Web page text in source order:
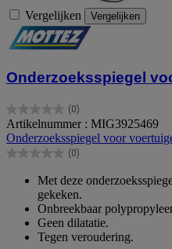
Vergelijken Vergelijken
Onderzoeksspiegel
(0)
0.0
van
de
5
Artikelnummer : MIG3925469
Onderzoeksspiegel voor
(0)
0.0
sterren.
Met deze
gekeken.
Onbreekbaar
Geen dilatatie.
Tegen veroudering.